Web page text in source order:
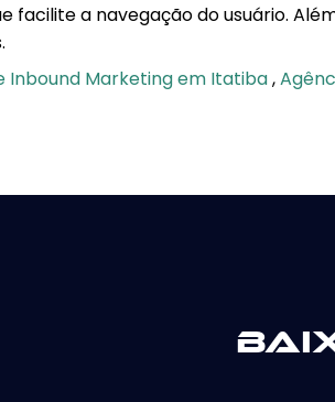
a navegação do usuário.
Inbound Marketing em Itatiba,